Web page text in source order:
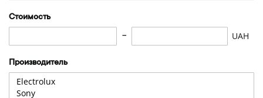
Стоимость
UAH
Производитель